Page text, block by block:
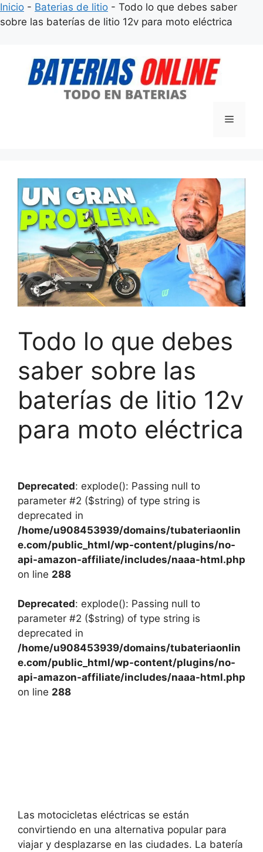
Inicio - Baterias de litio - Todo lo que debes saber
sobre las baterías de litio 12v para moto eléctrica
contenido
Menú
Todo lo que debes
saber sobre las
baterías de litio 12v
para moto eléctrica
Deprecated: explode(): Passing null to
parameter #2 ($string) of type string is
deprecated in
/home/u908453939/domains/tubateriaonlin
e.com/public_html/wp-content/plugins/no-
api-amazon-affiliate/includes/naaa-html.php
on line 288
Deprecated: explode(): Passing null to
parameter #2 ($string) of type string is
deprecated in
/home/u908453939/domains/tubateriaonlin
e.com/public_html/wp-content/plugins/no-
api-amazon-affiliate/includes/naaa-html.php
on line 288
Las motocicletas eléctricas se están
convirtiendo en una alternativa popular para
viajar y desplazarse en las ciudades. La batería